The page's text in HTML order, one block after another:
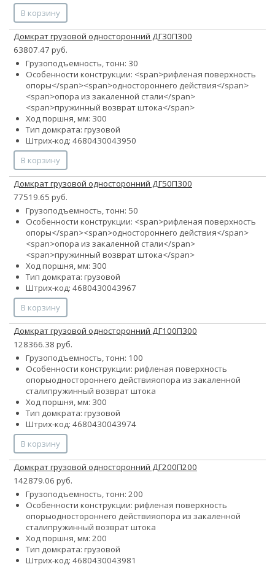
В корзину
Домкрат грузовой односторонний ДГ30П300
63807.47 руб.
Грузоподъемность, тонн: 30
Особенности конструкции: <span>рифленая поверхность
опоры</span><span>одностороннего действия</span>
<span>опора из закаленной стали</span>
<span>пружинный возврат штока</span>
Ход поршня, мм: 300
Тип домкрата: грузовой
Штрих-код: 4680430043950
В корзину
Домкрат грузовой односторонний ДГ50П300
77519.65 руб.
Грузоподъемность, тонн: 50
Особенности конструкции: <span>рифленая поверхность
опоры</span><span>одностороннего действия</span>
<span>опора из закаленной стали</span>
<span>пружинный возврат штока</span>
Ход поршня, мм: 300
Тип домкрата: грузовой
Штрих-код: 4680430043967
В корзину
Домкрат грузовой односторонний ДГ100П300
128366.38 руб.
Грузоподъемность, тонн: 100
Особенности конструкции: рифленая поверхность
опорыодностороннего действияопора из закаленной
сталипружинный возврат штока
Ход поршня, мм: 300
Тип домкрата: грузовой
Штрих-код: 4680430043974
В корзину
Домкрат грузовой односторонний ДГ200П200
142879.06 руб.
Грузоподъемность, тонн: 200
Особенности конструкции: рифленая поверхность
опорыодностороннего действияопора из закаленной
сталипружинный возврат штока
Ход поршня, мм: 200
Тип домкрата: грузовой
Штрих-код: 4680430043981